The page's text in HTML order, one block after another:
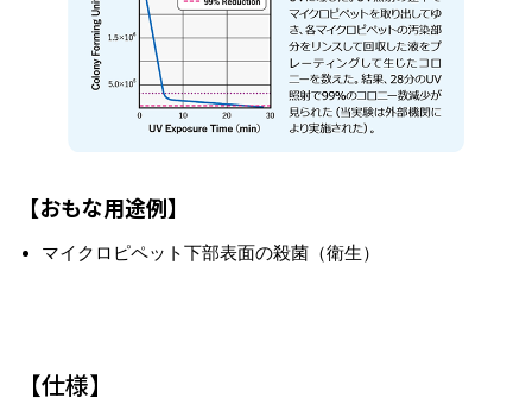
【おもな用途例】
マイクロピペット下部表面の殺菌（衛生）
【仕様】